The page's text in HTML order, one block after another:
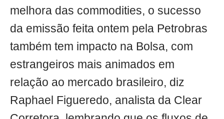
melhora das commodities, o sucesso
da emissão feita ontem pela Petrobras
também tem impacto na Bolsa, com
estrangeiros mais animados em
relação ao mercado brasileiro, diz
Raphael Figueredo, analista da Clear